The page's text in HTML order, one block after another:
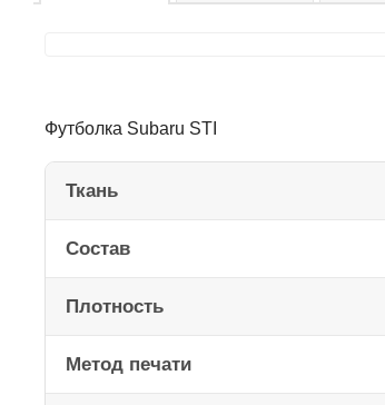
Футболка Subaru STI
Ткань
Состав
Плотность
Метод печати